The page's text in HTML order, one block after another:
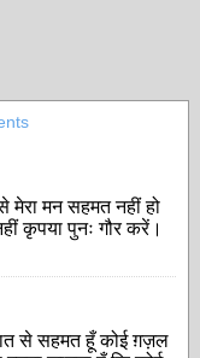
मेरा मन सहमत नहीं हो
कृपया पुनः गौर करें।
से सहमत हूँ कोई ग़ज़ल